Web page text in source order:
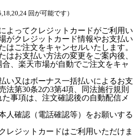
回が可能です）
よってクレジットカードがご利用い
がクレジットカード情報やお支払い
はご注文をキャンセルいたします。
はお支払い方法の変更をご案内後、
、楽天市場が自動でご注文をキャ
い又はボーナス一括払いによるお支
法第30条2の3第4項、同法施行規則
事項は、注文確認後の自動配信メ
人確認（電話確認等）をお願いする
レジットカードはご利用いただけま